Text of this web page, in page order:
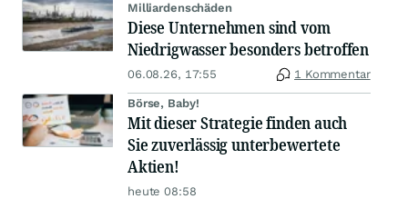
Milliardenschäden
Diese Unternehmen sind vom
Niedrigwasser besonders betroffen
06.08.26, 17:55 1 Kommentar
Börse, Baby!
Mit dieser Strategie finden auch
Sie zuverlässig unterbewertete
Aktien!
heute 08:58